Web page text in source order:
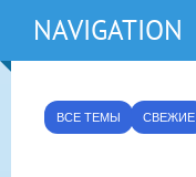
NAVIGATION
ВСЕ ТЕМЫ СВЕЖИЕ